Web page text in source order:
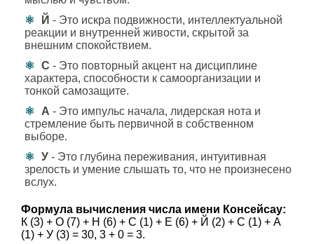
Й - Это искра подвижности, интеллектуальной
реакции и внутренней живости, скрытой за
внешним спокойствием.
С - Это повторный акцент на дисциплине
характера, способности к самоорганизации и
тонкой самозащите.
А - Это импульс начала, лидерская нота и
стремление быть первичной в собственном
выборе.
У - Это глубина переживания, интуитивная
зрелость и умение слышать то, что не произнесено
вслух.
Формула вычисления числа имени Консейсау:
К (3) + О (7) + Н (6) + С (1) + Е (6) + Й (2) + С (1) + А
(1) + У (3) = 30, 3 + 0 = 3.